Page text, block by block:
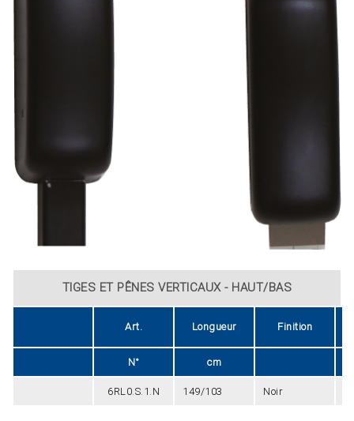
TIGES ET PÊNES VERTICAUX - HAUT/BAS
Art. Longueur Finition
N° cm
6RL0.S.1.N 149/103 Noir